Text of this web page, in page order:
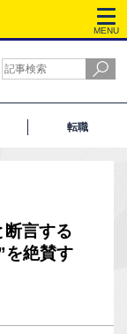
MENU
転職
断言する
を絶賛す